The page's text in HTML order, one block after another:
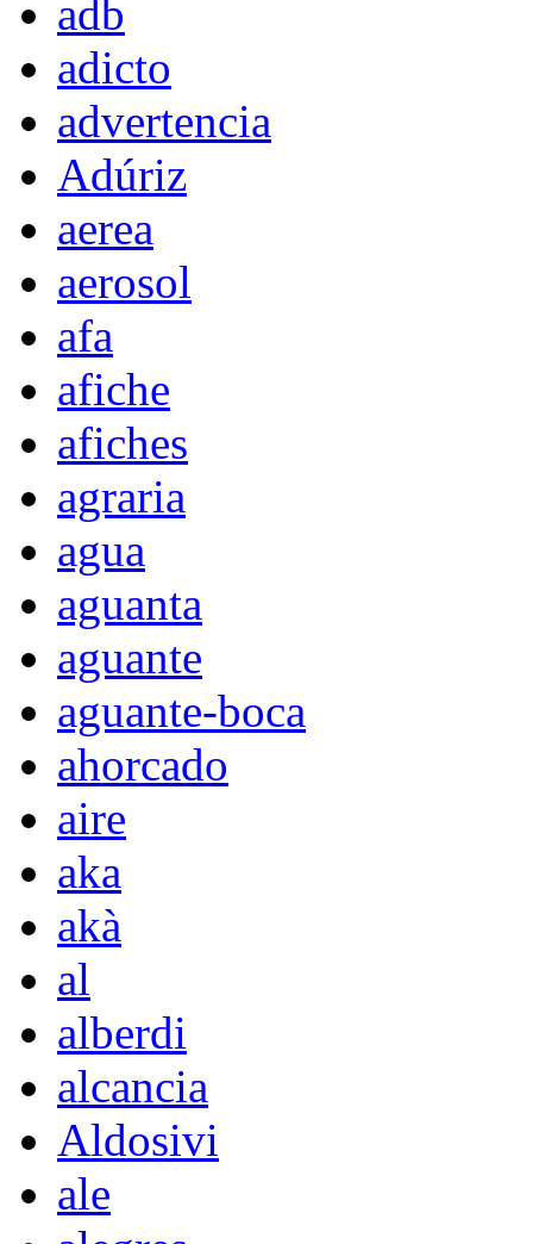
adb
adicto
advertencia
Adúriz
aerea
aerosol
afa
afiche
afiches
agraria
agua
aguanta
aguante
aguante-boca
ahorcado
aire
aka
akà
al
alberdi
alcancia
Aldosivi
ale